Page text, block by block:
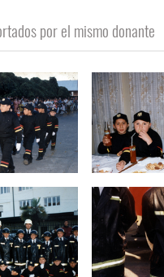
por el mismo donante